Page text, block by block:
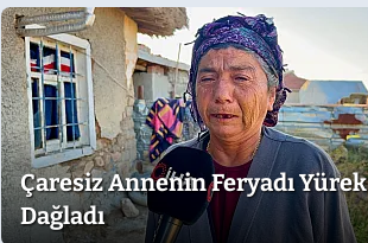
Çaresiz Annenin Feryadı Yürek
Dağladı